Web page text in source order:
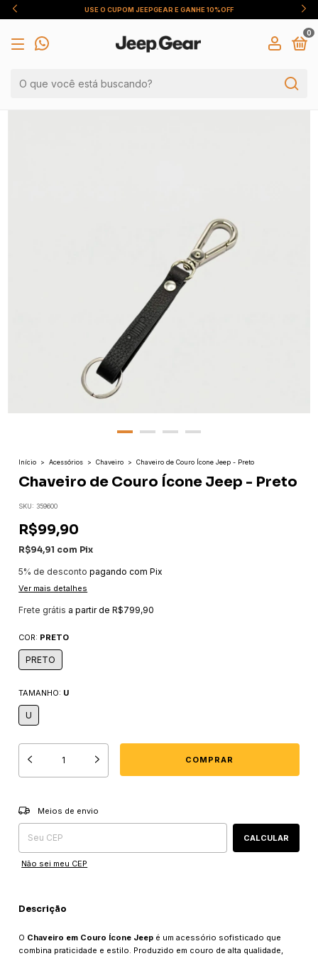
USE O CUPOM JEEPGEAR E GANHE 10%OFF
0
Início > Acessórios > Chaveiro > Chaveiro de Couro Ícone Jeep - Preto
Chaveiro de Couro Ícone Jeep - Preto
SKU: 359600
R$99,90
R$94,91 com Pix
5% de desconto pagando com Pix
Ver mais detalhes
Frete grátis a partir deR$799,90
COR: PRETO
PRETO
TAMANHO: U
U
Entregas para o CEP:
Meios de envio
CALCULAR
Não sei meu CEP
Descrição
O Chaveiro em Couro Ícone Jeep é um acessório sofisticado que
combina praticidade e estilo. Produzido em couro de alta qualidade,